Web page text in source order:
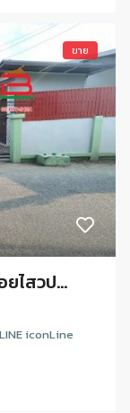
ขาย
ยไสวป...
iconLine